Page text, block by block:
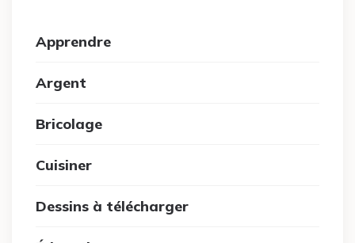
Apprendre
Argent
Bricolage
Cuisiner
Dessins à télécharger